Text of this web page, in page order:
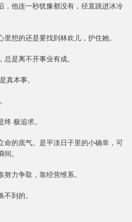
，他连一秒犹豫都没有，径直跳进冰冷
想的还是要找到林欢儿，护住她。
是离不开事业有成。
真本事。
极追求。
命的底气。是平淡日子里的小确幸，可
。
力争取，靠经营维系。
到的。